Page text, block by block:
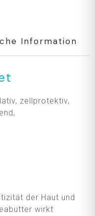
Information
zellprotektiv,
der Haut und
wirkt